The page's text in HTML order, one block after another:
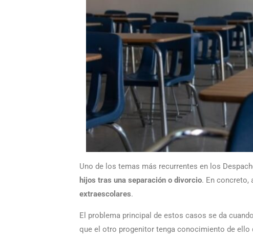
Uno de los temas más recurrentes en los
hijos tras una separación o divorcio. En concreto,
extraescolares.
El problema principal de estos casos se da
que el otro progenitor tenga conocimiento de ello